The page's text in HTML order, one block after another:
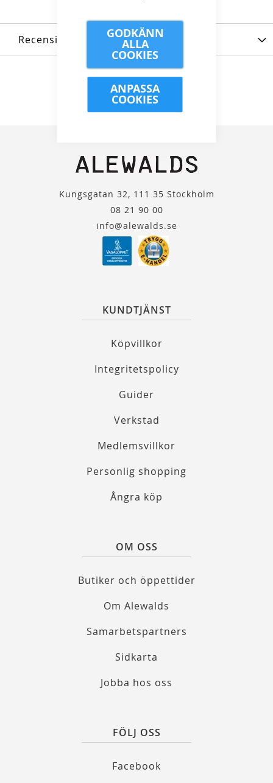
GODKÄNN
ALLA
COOKIES
ANPASSA
COOKIES
Recensioner
Kungsgatan 32, 111 35 Stockholm
08 21 90 00
info@alewalds.se
KUNDTJÄNST
Köpvillkor
Integritetspolicy
Guider
Verkstad
Medlemsvillkor
Personlig shopping
Ångra köp
OM OSS
Butiker och öppettider
Om Alewalds
Samarbetspartners
Sidkarta
Jobba hos oss
FÖLJ OSS
Facebook